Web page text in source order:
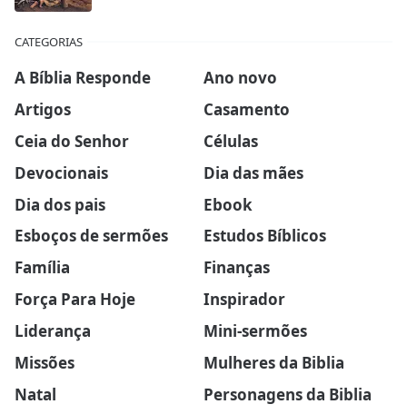
CATEGORIAS
A Bíblia Responde
Ano novo
Artigos
Casamento
Ceia do Senhor
Células
Devocionais
Dia das mães
Dia dos pais
Ebook
Esboços de sermões
Estudos Bíblicos
Família
Finanças
Força Para Hoje
Inspirador
Liderança
Mini-sermões
Missões
Mulheres da Biblia
Natal
Personagens da Biblia